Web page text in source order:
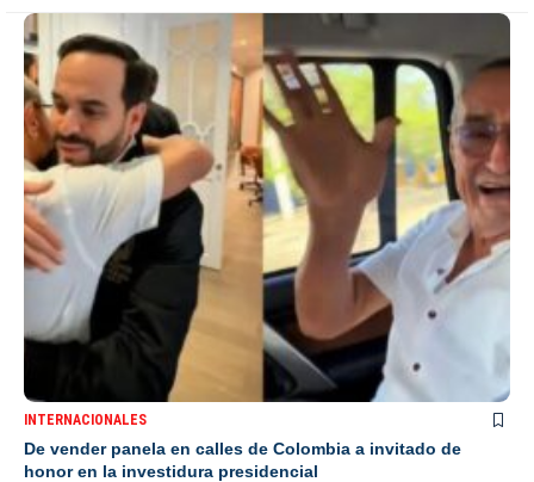
INTERNACIONALES
De vender panela en calles de Colombia a invitado de
honor en la investidura presidencial